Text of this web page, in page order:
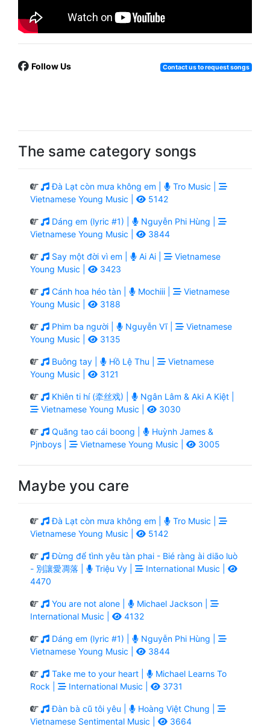
Follow Us Contact us to request songs
The same category songs
Đà Lạt còn mưa không em |
Tro Music |
Vietnamese Young Music |
5142
Dáng em (lyric #1) |
Nguyễn Phi Hùng |
Vietnamese Young Music |
3844
Say một đời vì em | Ai Ai |
Vietnamese
Young Music |
3423
Cánh hoa héo tàn | Mochiii |
Vietnamese
Young Music |
3188
Phim ba người | Nguyễn Vĩ |
Vietnamese
Young Music |
3135
Buông tay | Hồ Lệ Thu |
Vietnamese
Young Music |
3121
Khiên ti hí (牵丝戏) |
Ngân Lâm & Aki A Kiệt |
Vietnamese Young Music |
3030
Quăng tao cái boong |
Huỳnh James &
Pjnboys |
Vietnamese Young Music | 3005
Maybe you care
Đà Lạt còn mưa không em |
Tro Music |
Vietnamese Young Music |
5142
Đừng để tình yêu tàn phai - Bié ràng ài diāo luò
- 別讓愛凋落 |
Triệu Vy |
International Music |
4470
You are not alone |
Michael Jackson |
International Music |
4132
Dáng em (lyric #1) |
Nguyễn Phi Hùng |
Vietnamese Young Music |
3844
Take me to your heart |
Michael Learns To
Rock |
International Music | 3731
Đàn bà cũ tôi yêu |
Hoàng Việt Chung |
Vietnamese Sentimental Music |
3664